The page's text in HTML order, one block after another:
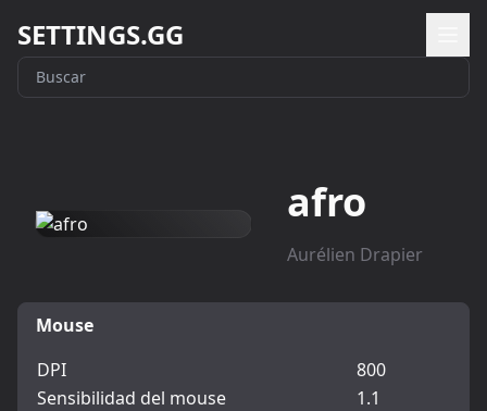
SETTINGS.GG
afro
Aurélien Drapier
Mouse
DPI
800
Sensibilidad del mouse
1.1